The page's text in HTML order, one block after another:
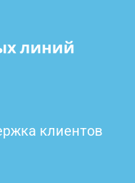
клиентов